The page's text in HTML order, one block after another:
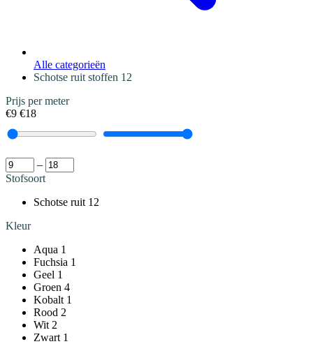
Alle categorieën
Schotse ruit stoffen 12
Prijs per meter
€9 €18
–
Stofsoort
Schotse ruit 12
Kleur
Aqua 1
Fuchsia 1
Geel 1
Groen 4
Kobalt 1
Rood 2
Wit 2
Zwart 1